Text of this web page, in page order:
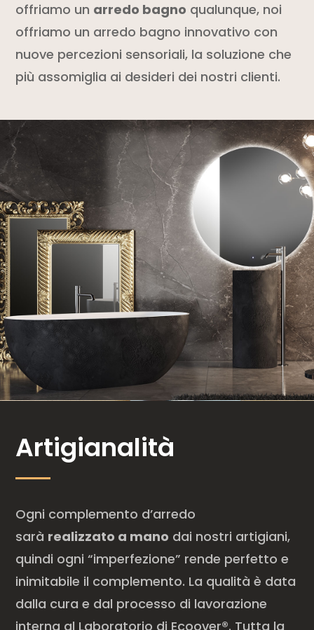
offriamo un arredo bagno qualunque, noi
offriamo un arredo bagno innovativo con
nuove percezioni sensoriali, la soluzione che
più assomiglia ai desideri dei nostri clienti.
Artigianalità
Ogni complemento d’arredo
sarà realizzato a mano dai nostri artigiani,
quindi ogni “imperfezione” rende perfetto e
inimitabile il complemento. La qualità è data
dalla cura e dal processo di lavorazione
interna al Laboratorio di Ecoover®. Tutta la